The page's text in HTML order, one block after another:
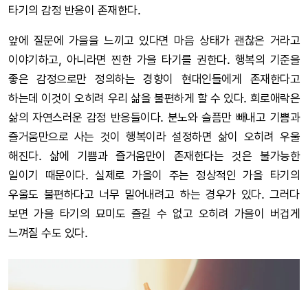
타기의 감정 반응이 존재한다.
앞에 질문에 가을을 느끼고 있다면 마음 상태가 괜찮은 거라고
이야기하고, 아니라면 찐한 가을 타기를 권한다. 행복의 기준을
좋은 감정으로만 정의하는 경향이 현대인들에게 존재한다고
하는데 이것이 오히려 우리 삶을 불편하게 할 수 있다. 희로애락은
삶의 자연스러운 감정 반응들이다. 분노와 슬픔만 빼내고 기쁨과
즐거움만으로 사는 것이 행복이라 설정하면 삶이 오히려 우울
해진다. 삶에 기쁨과 즐거움만이 존재한다는 것은 불가능한
일이기 때문이다. 실제로 가을이 주는 정상적인 가을 타기의
우울도 불편하다고 너무 밀어내려고 하는 경우가 있다. 그러다
보면 가을 타기의 묘미도 즐길 수 없고 오히려 가을이 버겁게
느껴질 수도 있다.